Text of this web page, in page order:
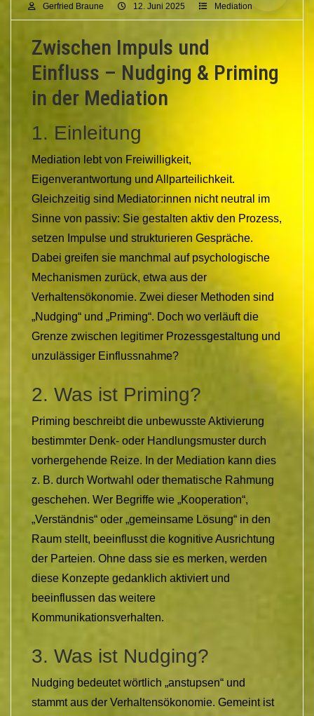
Gerfried Braune 12. Juni 2025 Mediation
Zwischen Impuls und
Einfluss – Nudging & Priming
in der Mediation
1. Einleitung
Mediation lebt von Freiwilligkeit,
Eigenverantwortung und Allparteilichkeit.
Gleichzeitig sind Mediator:innen nicht neutral im
Sinne von passiv: Sie gestalten aktiv den Prozess,
setzen Impulse und strukturieren Gespräche.
Dabei greifen sie manchmal auf psychologische
Mechanismen zurück, etwa aus der
Verhaltensökonomie. Zwei dieser Methoden sind
„Nudging“ und „Priming“. Doch wo verläuft die
Grenze zwischen legitimer Prozessgestaltung und
unzulässiger Einflussnahme?
2. Was ist Priming?
Priming beschreibt die unbewusste Aktivierung
bestimmter Denk- oder Handlungsmuster durch
vorhergehende Reize. In der Mediation kann dies
z. B. durch Wortwahl oder thematische Rahmung
geschehen. Wer Begriffe wie „Kooperation“,
„Verständnis“ oder „gemeinsame Lösung“ in den
Raum stellt, beeinflusst die kognitive Ausrichtung
der Parteien. Ohne dass sie es merken, werden
diese Konzepte gedanklich aktiviert und
beeinflussen das weitere
Kommunikationsverhalten.
3. Was ist Nudging?
Nudging bedeutet wörtlich „anstupsen“ und
stammt aus der Verhaltensökonomie. Gemeint ist